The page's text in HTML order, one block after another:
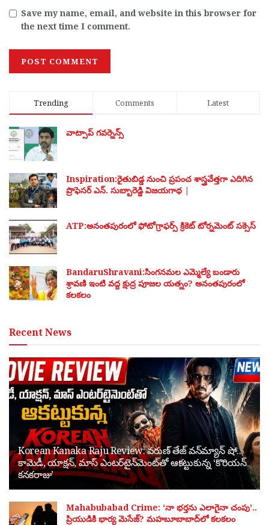
Save my name, email, and website in this browser for
the next time I comment.
Trending Comments Latest
వాట్సాప్ గవర్నెన్స్
Inspiration:రైతుబిడ్డ నుంచి ప్రపంచ శాస్త్రవేత్తగా ఎదిగిన
ప్రొఫెసర్ ఎన్. సుబ్బారెడ్డి విజయగాథ |
ATP:అనంతపురంలో ఫోటోగ్రాఫర్స్ క్రికెట్ టోర్నమెంట్ సక్సెస్
BandaruShravani:సింగనమల ఎమ్మెల్యే బండారు
శ్రావణి ఇంటి వద్ద క్షుద్ర పూజల యత్నం? అనంతపురంలో
కలకలం
Recent News
Korean Kanaka Raju Review: వరుణ్ తేజ్ వన్‌మ్యాన్ షో..
కామెడీ, యాక్షన్, మాస్ ఎంటర్‌టైన్‌మెంట్‌తో ఆకట్టుకున్న ‘కొరియన్
కనకరాజు’
Mahabubabad Crime: ‘నా భర్తను ఎలాగైనా చంపు’..
ప్రియుడికి భార్య మెసేజ్? మహబూబాబాద్‌లో కలకలం